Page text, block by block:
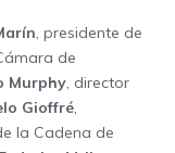
, presidente de
de
Murphy, director
Gioffré,
la Cadena de